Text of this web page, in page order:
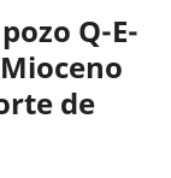
Q-E-
de